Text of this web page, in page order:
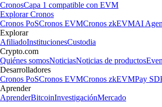
CronosCapa 1 compatible con EVM
Explorar Cronos
Cronos PoSCronos EVMCronos zkEVMAI
Explorar
AfiliadoInstitucionesCustodia
Crypto.com
Quiénes somosNoticiasNoticias de productos
Desarrolladores
Cronos PoSCronos EVMCronos zkEVMPay
Aprender
AprenderBitcoinInvestigaciónMercado